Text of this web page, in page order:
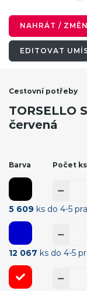
NAHRÁT /
EDITOVAT
Cestovní potřeby
TORSELLO
červená
Barva Počet ks
5 609 ks do 4-5
12 067 ks do 4-5